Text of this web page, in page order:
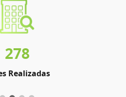
278
Realizadas